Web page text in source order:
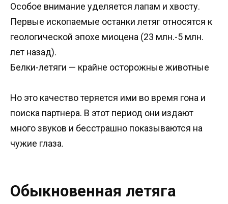
Особое внимание уделяется лапам и хвосту.
Первые ископаемые останки летяг относятся к
геологической эпохе миоцена (23 млн.-5 млн.
лет назад).
Белки-летяги — крайне осторожные животные
Но это качество теряется ими во время гона и
поиска партнера. В этот период они издают
много звуков и бесстрашно показываются на
чужие глаза.
Обыкновенная летяга